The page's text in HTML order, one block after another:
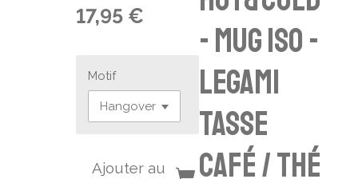
- Mug iso -
Legami
tasse
café / thé
17,95 €
Motif
Ajouter au